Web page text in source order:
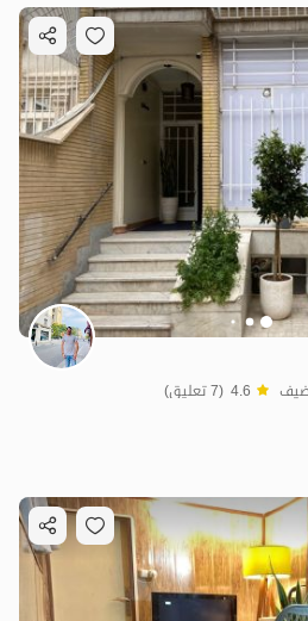
4.6 (7 تعليق)